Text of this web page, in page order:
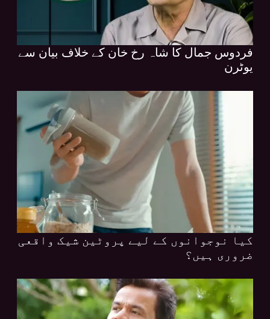
فردوس جمال کا شاہ رخ خان کے خلاف بیان سے
یوٹرن
کیا نوجوانوں کے لیے پروٹین شیک واقعی
ضروری ہیں؟